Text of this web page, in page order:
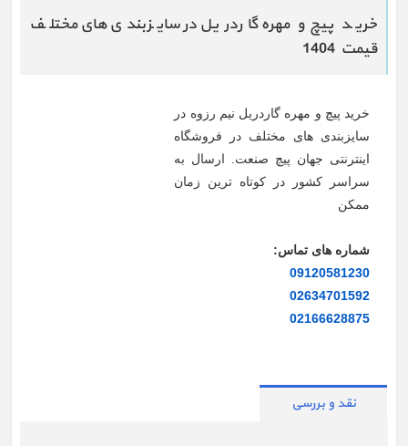
خرید پیچ و مهره گاردریل در سایزبندی های مختلف
قیمت 1404
خرید پیچ و مهره گاردریل نیم رزوه در
سایزبندی های مختلف در فروشگاه
اینترنتی جهان پیچ صنعت. ارسال به
سراسر کشور در کوتاه ترین زمان
ممکن
شماره های تماس:
09120581230
02634701592
02166628875
نقد و بررسی